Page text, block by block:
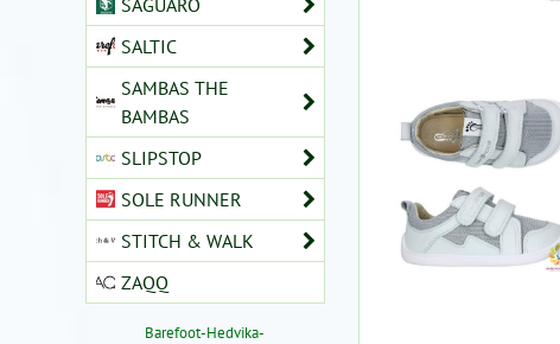
SAGUARO
SALTIC
SAMBAS THE
BAMBAS
SLIPSTOP
SOLE RUNNER
STITCH & WALK
ZAQQ
Barefoot-Hedvika-